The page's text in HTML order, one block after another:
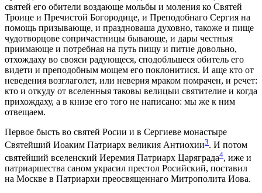
святей его обители воздающе мольбы и моления ко Святей
Троице и Пречистой Богородице, и Преподобнаго Сергия на
помощь призывающе, и праздноваша духовно, такоже и пище
чудотворцове сопричастницы бывающе, и дары честныя
приимающе и потребная на путь пищу и питие довольно,
отхождаху во свояси радующеся, сподобльшеся обитель его
видети и преподобным мощем его поклонитися. И аще кто от
неведения возглаголет, или неверия мраком помрачен, и речет:
кто и откуду от вселенныя таковы велицыи святителие и когда
прихождаху, а в книзе его того не написано: мы же к ним
отвещаем.
Первое бысть во святей Росии и в Сергиеве монастыре
Святейший Иоаким Патриарх великия Антиохии3. И потом
святейший вселенский Иеремия Патриарх Царяграда4, иже и
патриаршества саном украсил престол Росийский, поставил
на Москве в Патриархи преосвященнаго Митрополита Иова.